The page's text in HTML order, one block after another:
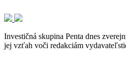
Investičná skupina Penta dnes
jej vzťah voči redakciám